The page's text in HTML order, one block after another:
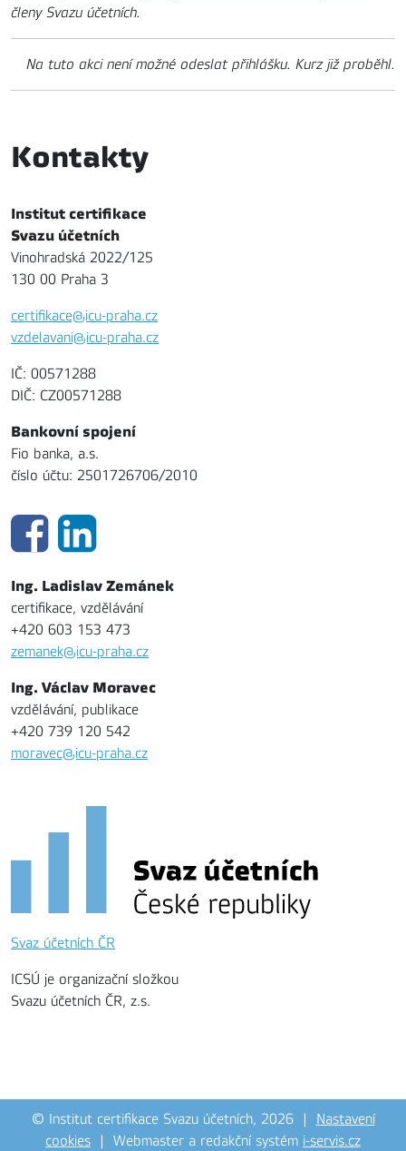
členy Svazu účetních.
Na tuto akci není možné odeslat přihlášku. Kurz již proběhl.
Kontakty
Institut certifikace
Svazu účetních
Vinohradská 2022/125
130 00 Praha 3
certifikace@icu-praha.cz
vzdelavani@icu-praha.cz
IČ: 00571288
DIČ: CZ00571288
Bankovní spojení
Fio banka, a.s.
číslo účtu: 2501726706/2010
Ing. Ladislav Zemánek
certifikace, vzdělávání
+420 603 153 473
zemanek@icu-praha.cz
Ing. Václav Moravec
vzdělávání, publikace
+420 739 120 542
moravec@icu-praha.cz
Svaz účetních ČR
ICSÚ je organizační složkou
Svazu účetních ČR, z.s.
© Institut certifikace Svazu účetních, 2026 | Nastavení
cookies | Webmaster a redakční systém i-servis.cz